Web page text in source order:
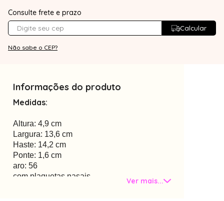
Consulte frete e prazo
Calcular
Não sabe o CEP?
Informações do produto
Medidas:
Altura: 4,9 cm
Largura: 13,6 cm
Haste: 14,2 cm
Ponte: 1,6 cm
aro: 56
com plaquetas nasais
Ver mais...